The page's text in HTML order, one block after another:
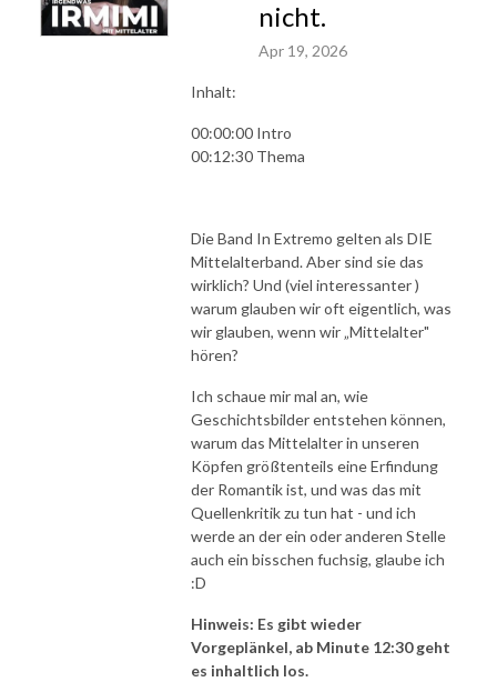
nicht.
Apr 19, 2026
Inhalt:
00:00:00 Intro
00:12:30 Thema
Die Band In Extremo gelten als DIE
Mittelalterband. Aber sind sie das
wirklich? Und (viel interessanter )
warum glauben wir oft eigentlich, was
wir glauben, wenn wir „Mittelalter"
hören?
Ich schaue mir mal an, wie
Geschichtsbilder entstehen können,
warum das Mittelalter in unseren
Köpfen größtenteils eine Erfindung
der Romantik ist, und was das mit
Quellenkritik zu tun hat - und ich
werde an der ein oder anderen Stelle
auch ein bisschen fuchsig, glaube ich
:D
Hinweis: Es gibt wieder
Vorgeplänkel, ab Minute 12:30 geht
es inhaltlich los.